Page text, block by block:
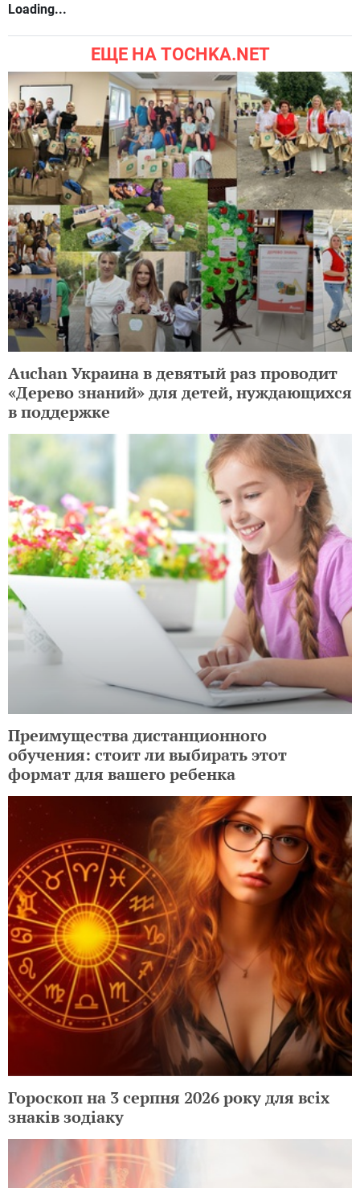
Loading...
ЕЩЕ НА TOCHKA.NET
Auchan Украина в девятый раз проводит
«Дерево знаний» для детей, нуждающихся
в поддержке
Преимущества дистанционного
обучения: стоит ли выбирать этот
формат для вашего ребенка
Гороскоп на 3 серпня 2026 року для всіх
знаків зодіаку